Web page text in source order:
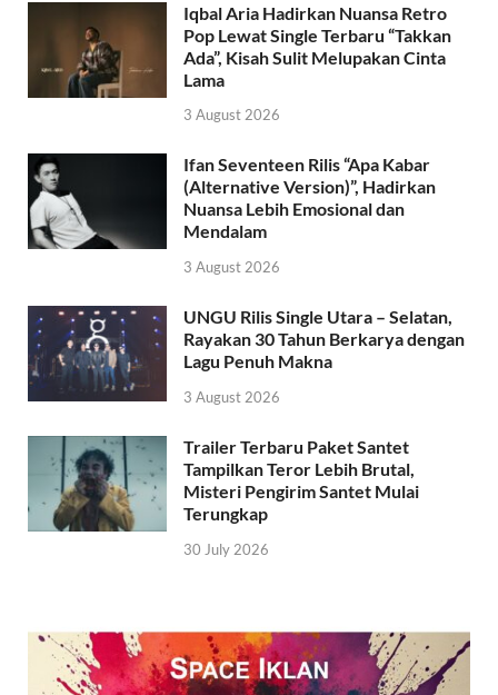
Iqbal Aria Hadirkan Nuansa Retro
Pop Lewat Single Terbaru “Takkan
Ada”, Kisah Sulit Melupakan Cinta
Lama
3 August 2026
Ifan Seventeen Rilis “Apa Kabar
(Alternative Version)”, Hadirkan
Nuansa Lebih Emosional dan
Mendalam
3 August 2026
UNGU Rilis Single Utara – Selatan,
Rayakan 30 Tahun Berkarya dengan
Lagu Penuh Makna
3 August 2026
Trailer Terbaru Paket Santet
Tampilkan Teror Lebih Brutal,
Misteri Pengirim Santet Mulai
Terungkap
30 July 2026